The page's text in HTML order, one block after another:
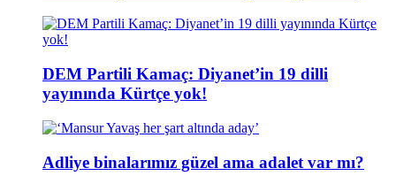
DEM Partili Kamaç: Diyanet’in 19 dilli
yayınında Kürtçe yok!
Adliye binalarımız güzel ama adalet var mı?